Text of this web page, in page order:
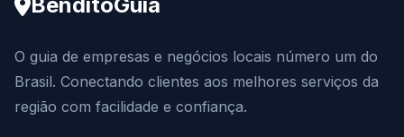
O guia de empresas e negócios locais número um do
Brasil. Conectando clientes aos melhores serviços da
região com facilidade e confiança.